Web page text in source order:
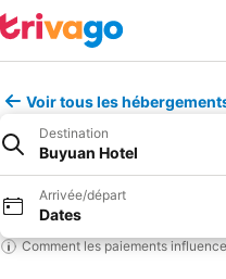
Voir tous les
Destination
Buyuan Hotel
Arrivée/départ
Dates
Comment les paiements